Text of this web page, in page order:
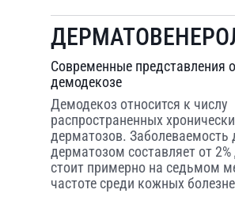
Современные представления о
демодекозе
Демодекоз относится к числу
распространенных
дерматозов.
дерматозом составляет от 2%
стоит примерно на седьмом
частоте среди кожных